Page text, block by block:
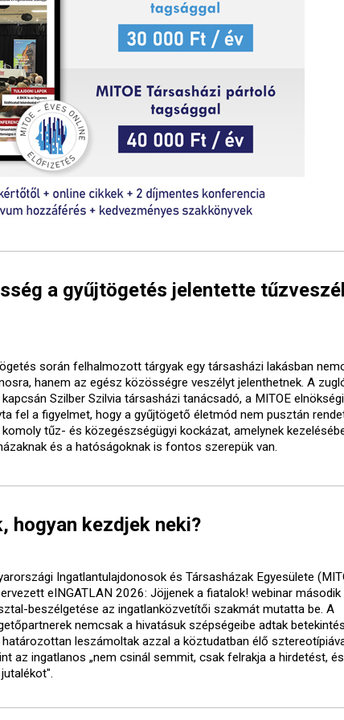
a gyűjtögetés jelentette
során felhalmozott tárgyak egy társasházi lakásban
hanem az egész közösségre veszélyt jelenthetnek. A
Szilber Szilvia társasházi tanácsadó, a MITOE
fel a figyelmet, hogy a gyűjtögető életmód nem pusztán
tűz- és közegészségügyi kockázat, amelynek
és a hatóságoknak is fontos szerepük van.
hogyan kezdjek neki?
Ingatlantulajdonosok és Társasházak Egyesülete
eINGATLAN 2026: Jöjjenek a fiatalok! webinar második
beszélgetése az ingatlanközvetítői szakmát mutatta be. A
nemcsak a hivatásuk szépségeibe adtak
határozottan leszámoltak azzal a köztudatban élő
az ingatlanos „nem csinál semmit, csak felrakja a hirdetést,